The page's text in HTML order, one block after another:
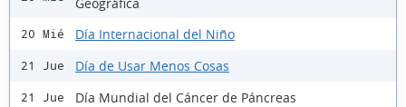
Geográfica
20 Mié Día Internacional del Niño
21 Jue Día de Usar Menos Cosas
21 Jue Día Mundial del Cáncer de Páncreas